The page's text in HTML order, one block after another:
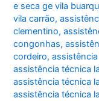
e seca ge vila
vila carrão,
clementino,
congonhas,
cordeiro,
assistência técnica
assistência técnica
assistência técnica